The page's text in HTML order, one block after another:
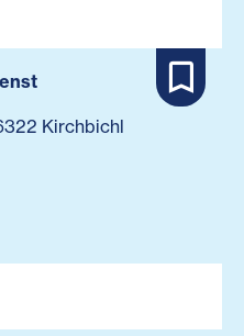
Kirchbichl